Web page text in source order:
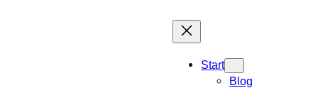
Start
Blog